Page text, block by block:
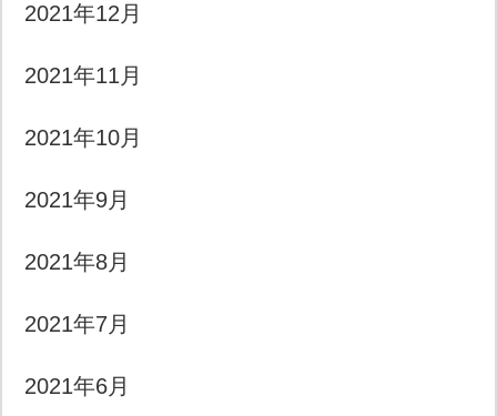
2021年12月
2021年11月
2021年10月
2021年9月
2021年8月
2021年7月
2021年6月